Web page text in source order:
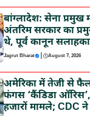
बांग्लादेश: सेना प्रमुख
अंतरिम सरकार का
थे, पूर्व कानून
Jagrut Bharat | August 7, 2026
अमेरिका में तेजी से
फंगस ‘कैंडिडा ऑरिस’,
हजारों मामले; CDC ने